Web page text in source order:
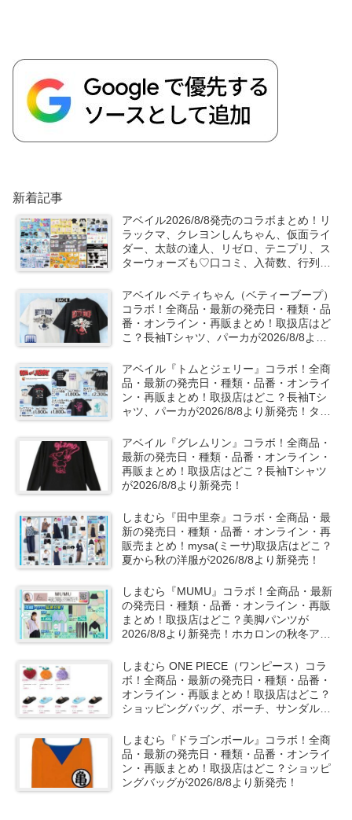
新着記事
アベイル2026/8/8発売のコラボまとめ！リ
ラックマ、クレヨンしんちゃん、仮面ライ
ダー、太鼓の達人、リゼロ、テニプリ、ス
ターウォーズも♡口コミ、入荷数、行列、
アベイル ベティちゃん（ベティーブープ）
コラボ！全商品・最新の発売日・種類・品
番・オンライン・再販まとめ！取扱店はど
こ？長袖Tシャツ、パーカが2026/8/8より
アベイル『トムとジェリー』コラボ！全商
品・最新の発売日・種類・品番・オンライ
ン・再販まとめ！取扱店はどこ？長袖Tシ
ャツ、パーカが2026/8/8より新発売！タフ
アベイル『グレムリン』コラボ！全商品・
最新の発売日・種類・品番・オンライン・
再販まとめ！取扱店はどこ？長袖Tシャツ
が2026/8/8より新発売！
しまむら『田中里奈』コラボ・全商品・最
新の発売日・種類・品番・オンライン・再
販売まとめ！mysa(ミーサ)取扱店はどこ？
夏から秋の洋服が2026/8/8より新発売！
しまむら『MUMU』コラボ！全商品・最新
の発売日・種類・品番・オンライン・再販
まとめ！取扱店はどこ？美脚パンツが
2026/8/8より新発売！ホカロンの秋冬アイ
しまむら ONE PIECE（ワンピース）コラ
ボ！全商品・最新の発売日・種類・品番・
オンライン・再販まとめ！取扱店はどこ？
ショッピングバッグ、ポーチ、サンダルな
しまむら『ドラゴンボール』コラボ！全商
品・最新の発売日・種類・品番・オンライ
ン・再販まとめ！取扱店はどこ？ショッピ
ングバッグが2026/8/8より新発売！